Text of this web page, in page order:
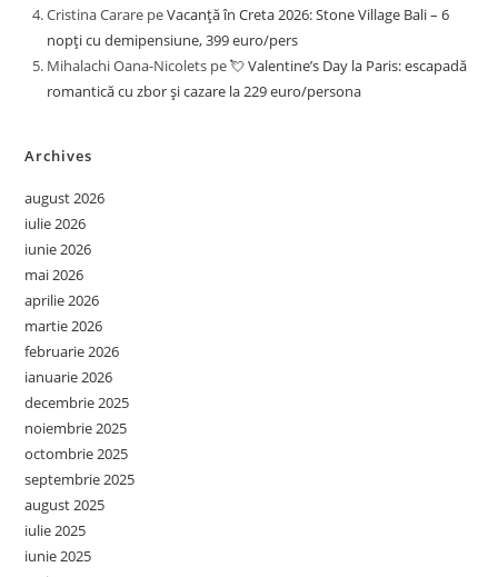
Cristina Carare peVacanță în Creta 2026: Stone Village Bali – 6
nopți cu demipensiune, 399 euro/pers
Mihalachi Oana-Nicolets pe💘 Valentine’s Day la Paris: escapadă
romantică cu zbor și cazare la 229 euro/persona
Archives
august 2026
iulie 2026
iunie 2026
mai 2026
aprilie 2026
martie 2026
februarie 2026
ianuarie 2026
decembrie 2025
noiembrie 2025
octombrie 2025
septembrie 2025
august 2025
iulie 2025
iunie 2025